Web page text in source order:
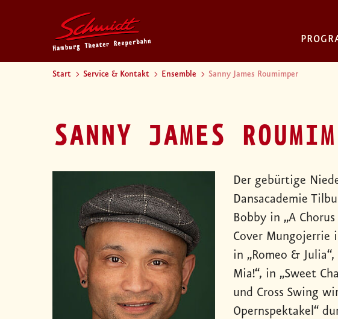
Start Service & Kontakt Ensemble Sanny James Roumimper
SANNY JAMES
Der gebürtige
Dansacademie
Bobby in „A
Cover Mungojerrie
in „Romeo &
Mia!“, in „Sweet
und Cross Swing
Opernspektakel“